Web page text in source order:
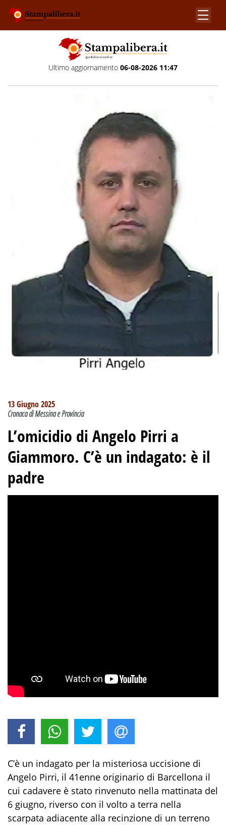
Ultimo aggiornamento 06-08-2026 11:47
13 Giugno 2025
Cronaca di Messina e Provincia
L’omicidio di Angelo Pirri a
Giammoro. C’è un indagato: è il
padre
C’è un indagato per la misteriosa uccisione di
Angelo Pirri, il 41enne originario di Barcellona il
cui cadavere è stato rinvenuto nella mattinata del
6 giugno, riverso con il volto a terra nella
scarpata adiacente alla recinzione di un terreno